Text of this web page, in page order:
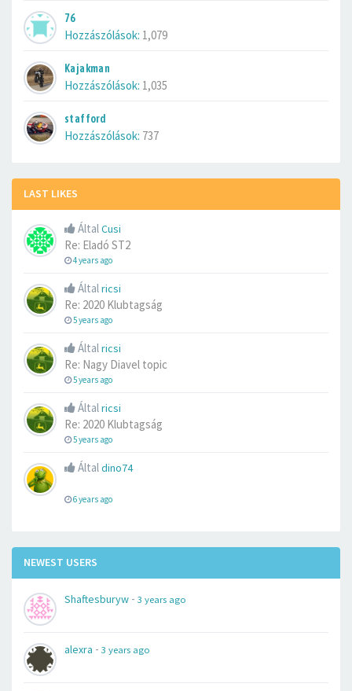
76
Hozzászólások: 1,079
Kajakman
Hozzászólások: 1,035
stafford
Hozzászólások: 737
LAST LIKES
ÁltalCusi
Re: Eladó ST2
4 years ago
Általricsi
Re: 2020 Klubtagság
5 years ago
Általricsi
Re: Nagy Diavel topic
5 years ago
Általricsi
Re: 2020 Klubtagság
5 years ago
Általdino74
6 years ago
NEWEST USERS
Shaftesburyw - 3 years ago
alexra - 3 years ago